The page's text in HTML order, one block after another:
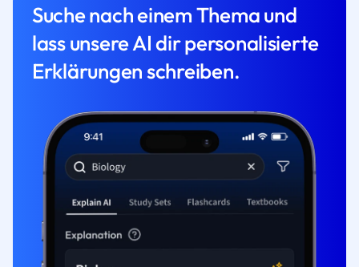
Suche nach einem Thema und
lass unsere AI dir personalisierte
Erklärungen schreiben.